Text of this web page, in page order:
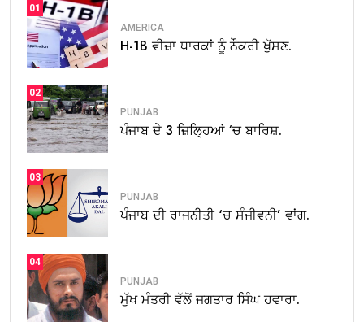
01
AMERICA
H-1B ਵੀਜ਼ਾ ਧਾਰਕਾਂ ਨੂੰ ਨੌਕਰੀ ਖੁੱਸਣ.
02
PUNJAB
ਪੰਜਾਬ ਦੇ 3 ਜ਼ਿਲ੍ਹਿਆਂ ‘ਚ ਬਾਰਿਸ਼.
03
PUNJAB
ਪੰਜਾਬ ਦੀ ਰਾਜਨੀਤੀ ‘ਚ ਸੰਜੀਵਨੀ’ ਵਾਂਗ.
04
PUNJAB
ਮੁੱਖ ਮੰਤਰੀ ਵੱਲੋਂ ਜਗਤਾਰ ਸਿੰਘ ਹਵਾਰਾ.